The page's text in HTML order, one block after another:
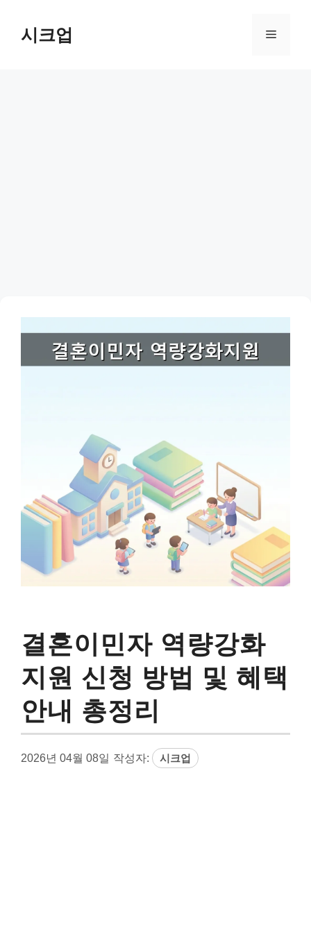
시크업 메
결혼이민자 역량강화
지원 신청 방법 및 혜택
안내 총정리
2026년 04월 08일 작성자: 시크업